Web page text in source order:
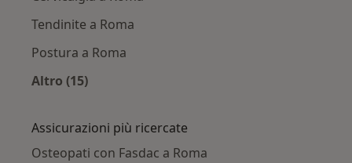
Tendinite a Roma
Postura a Roma
Altro (15)
Assicurazioni più ricercate
Osteopati con Fasdac a Roma